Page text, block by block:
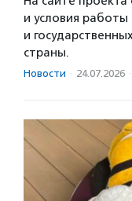
и условия
и
страны.
Новости · 24.07.2026 ·